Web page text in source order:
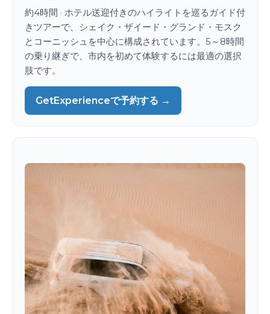
約4時間 · ホテル送迎付きのハイライトを巡るガイド付
きツアーで、シェイク・ザイード・グランド・モスク
とコーニッシュを中心に構成されています。5～8時間
の乗り継ぎで、市内を初めて体験するには最適の選択
肢です。
GetExperienceで予約する →